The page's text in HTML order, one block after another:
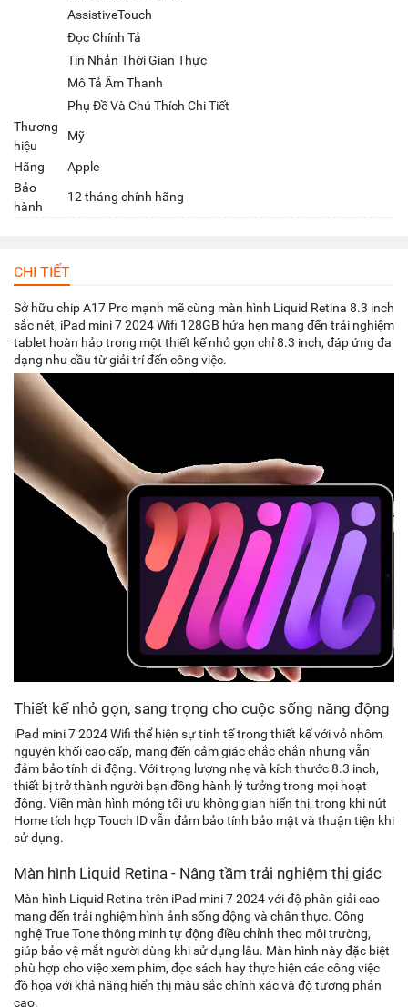
AssistiveTouch
Đọc Chính Tả
Tin Nhắn Thời Gian Thực
Mô Tả Âm Thanh
Phụ Đề Và Chú Thích Chi Tiết
Thương
hiệu
Mỹ
Hãng
Apple
Bảo
hành
12 tháng chính hãng
CHI TIẾT
Sở hữu chip A17 Pro mạnh mẽ cùng màn hình Liquid Retina 8.3 inch
sắc nét, iPad mini 7 2024 Wifi 128GB hứa hẹn mang đến trải nghiệm
tablet hoàn hảo trong một thiết kế nhỏ gọn chỉ 8.3 inch, đáp ứng đa
dạng nhu cầu từ giải trí đến công việc.
Thiết kế nhỏ gọn, sang trọng cho cuộc sống năng động
iPad mini 7 2024 Wifi thể hiện sự tinh tế trong thiết kế với vỏ nhôm
nguyên khối cao cấp, mang đến cảm giác chắc chắn nhưng vẫn
đảm bảo tính di động. Với trọng lượng nhẹ và kích thước 8.3 inch,
thiết bị trở thành người bạn đồng hành lý tưởng trong mọi hoạt
động. Viền màn hình mỏng tối ưu không gian hiển thị, trong khi nút
Home tích hợp Touch ID vẫn đảm bảo tính bảo mật và thuận tiện khi
sử dụng.
Màn hình Liquid Retina - Nâng tầm trải nghiệm thị giác
Màn hình Liquid Retina trên iPad mini 7 2024 với độ phân giải cao
mang đến trải nghiệm hình ảnh sống động và chân thực. Công
nghệ True Tone thông minh tự động điều chỉnh theo môi trường,
giúp bảo vệ mắt người dùng khi sử dụng lâu. Màn hình này đặc biệt
phù hợp cho việc xem phim, đọc sách hay thực hiện các công việc
đồ họa với khả năng hiển thị màu sắc chính xác và độ tương phản
cao.